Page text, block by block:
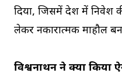
दिया, जिसमें देश में निवेश
लेकर नकारात्मक माहौल
विश्वनाथन ने क्यों किया